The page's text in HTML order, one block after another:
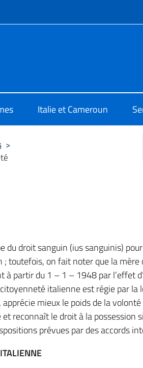
menu
Italie et Cameroun
>
droit sanguin (ius sanguinis)
toutefois, on fait noter que la
partir du 1 – 1 – 1948 par l’effet
italienne est régie par la
mieux le poids de la
reconnaît le droit à la possession
prévues par des accords